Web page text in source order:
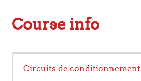
Course info
Circuits de conditionnement